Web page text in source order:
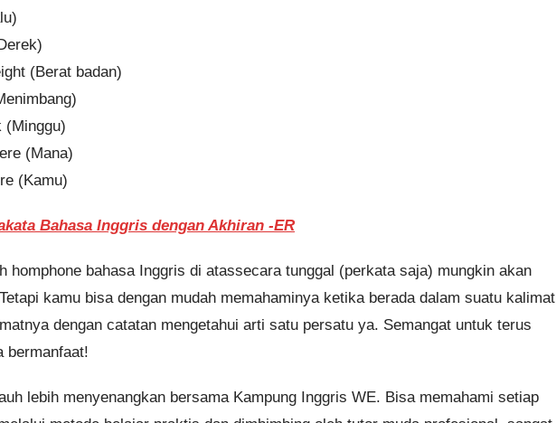
(Berat badan)
(Minggu)
(Mana)
(Kamu)
Bahasa Inggris dengan Akhiran -ER
homphone bahasa Inggris di atassecara tunggal (perkata saja) mungkin akan
kamu bisa dengan mudah memahaminya ketika berada dalam suatu kalimat
dengan catatan mengetahui arti satu persatu ya. Semangat untuk terus
bermanfaat!
lebih menyenangkan bersama Kampung Inggris WE. Bisa memahami setiap